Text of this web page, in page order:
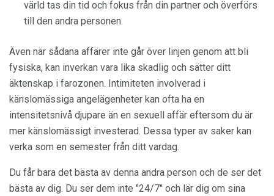
värld tas din tid och fokus från din partner och överförs
till den andra personen.
Även när sådana affärer inte går över linjen genom att bli
fysiska, kan inverkan vara lika skadlig och sätter ditt
äktenskap i farozonen. Intimiteten involverad i
känslomässiga angelägenheter kan ofta ha en
intensitetsnivå djupare än en sexuell affär eftersom du är
mer känslomässigt investerad. Dessa typer av saker kan
verka som en semester från ditt vardag.
Du får bara det bästa av denna andra person och de ser det
bästa av dig. Du ser dem inte "24/7" och lär dig om sina